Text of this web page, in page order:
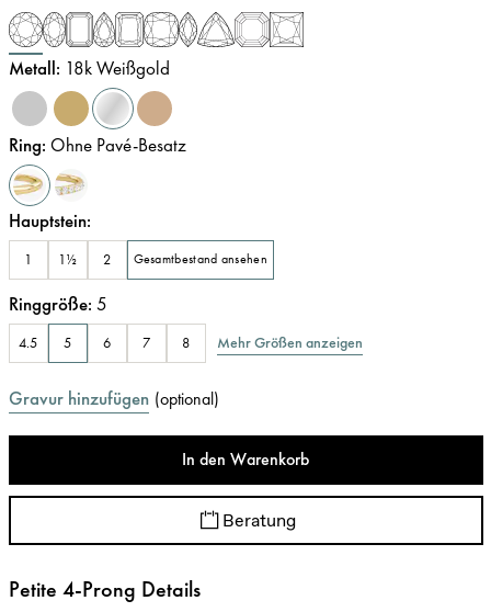
Metall: 18k Weißgold
Ring: Ohne Pavé-Besatz
Hauptstein:
1 1½ 2 Gesamtbestand ansehen
Ringgröße: 5
4.5 5 6 7 8 Mehr Größen anzeigen
Gravur hinzufügen (optional)
In den Warenkorb
Beratung
Petite 4-Prong Details